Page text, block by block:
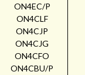
ON4EC/P
ON4CLF
ON4CJP
ON4CJG
ON4CFO
ON4CBU/P